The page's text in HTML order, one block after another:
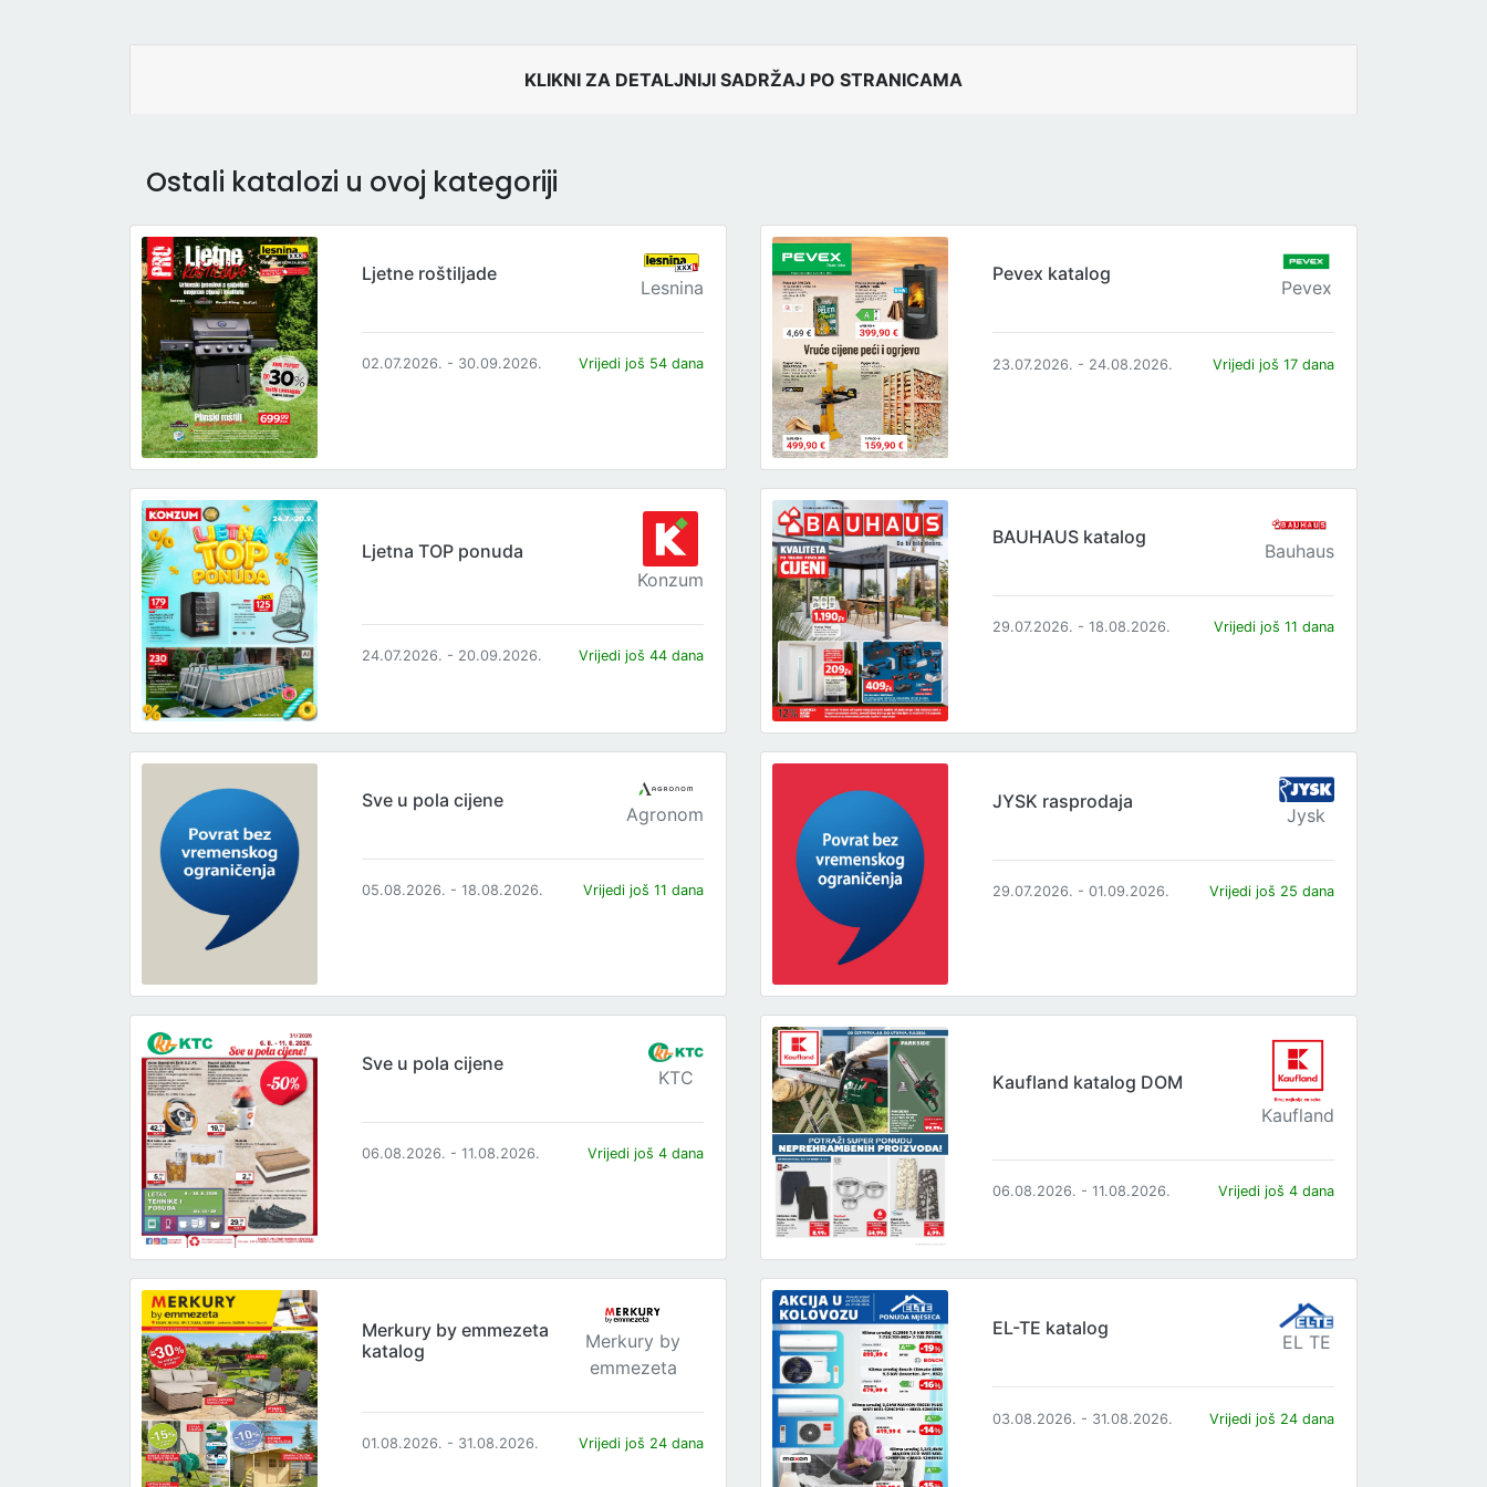
KLIKNI ZA DETALJNIJI SADRŽAJ PO STRANICAMA
Ostali katalozi u ovoj kategoriji
Ljetne roštiljade
Lesnina
02.07.2026. - 30.09.2026. Vrijedi još 54 dana
Pevex katalog
Pevex
23.07.2026. - 24.08.2026. Vrijedi još 17 dana
Ljetna TOP ponuda
Konzum
24.07.2026. - 20.09.2026. Vrijedi još 44 dana
BAUHAUS katalog
Bauhaus
29.07.2026. - 18.08.2026. Vrijedi još 11 dana
Sve u pola cijene
Agronom
05.08.2026. - 18.08.2026. Vrijedi još 11 dana
JYSK rasprodaja
Jysk
29.07.2026. - 01.09.2026. Vrijedi još 25 dana
Sve u pola cijene
KTC
06.08.2026. - 11.08.2026. Vrijedi još 4 dana
Kaufland katalog DOM
Kaufland
06.08.2026. - 11.08.2026. Vrijedi još 4 dana
Merkury by emmezeta
katalog
Merkury by
emmezeta
01.08.2026. - 31.08.2026. Vrijedi još 24 dana
EL-TE katalog
EL TE
03.08.2026. - 31.08.2026. Vrijedi još 24 dana